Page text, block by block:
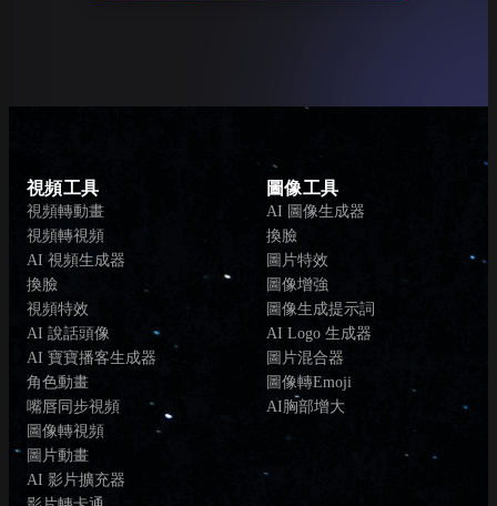
視頻工具
視頻轉動畫
視頻轉視頻
AI 視頻生成器
換臉
視頻特效
AI 說話頭像
AI 寶寶播客生成器
角色動畫
嘴唇同步視頻
圖像轉視頻
圖片動畫
AI 影片擴充器
圖像工具
AI 圖像生成器
換臉
圖片特效
圖像增強
圖像生成提示詞
AI Logo 生成器
圖片混合器
圖像轉Emoji
AI胸部增大